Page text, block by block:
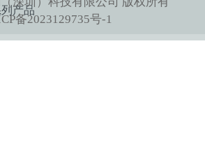
产品
备2023129735号-1